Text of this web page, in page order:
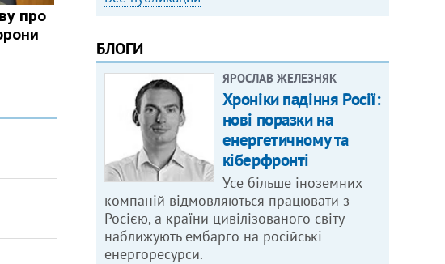
БЛОГИ
ЯРОСЛАВ ЖЕЛЕЗНЯК
Хроніки падіння Росії:
нові поразки на
енергетичному та
кіберфронті
Усе більше іноземних
компаній відмовляються працювати з
Росією, а країни цивілізованого світу
наближують ембарго на російські
енергоресурси.